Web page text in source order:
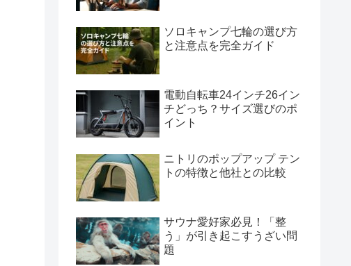
ソロキャンプ七輪の選び方
と注意点を完全ガイド
電動自転車24インチ26イン
チどっち？サイズ選びのポ
イント
ニトリのポップアップ テン
トの特徴と他社との比較
サウナ愛好家必見！「整
う」が引き起こすうざい問
題